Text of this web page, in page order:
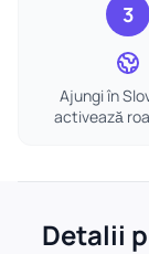
3
Ajungi în
activează
Detalii